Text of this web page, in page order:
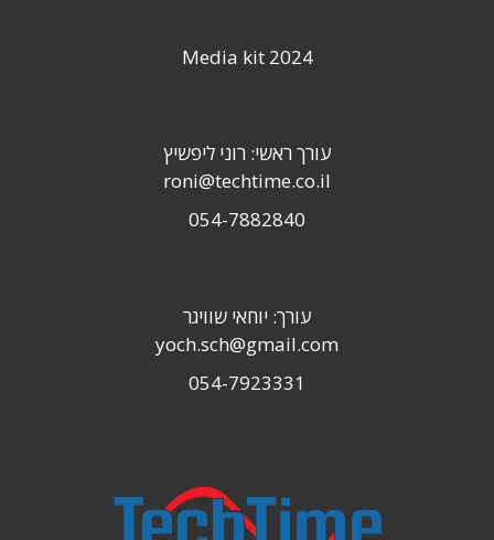
Media kit 2024
עורך ראשי: רוני ליפשיץ
roni@techtime.co.il
054-7882840
עורך: יוחאי שוויגר
yoch.sch@gmail.com
054-7923331